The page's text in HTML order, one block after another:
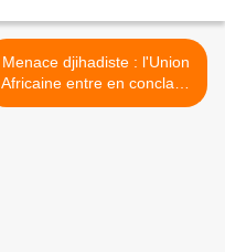
Menace djihadiste : l'Union
Africaine entre en conclave
à Malabo >